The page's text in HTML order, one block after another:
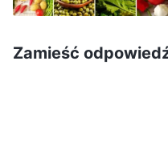
fakt, że Bóg
życiowym, a także
Zamieść